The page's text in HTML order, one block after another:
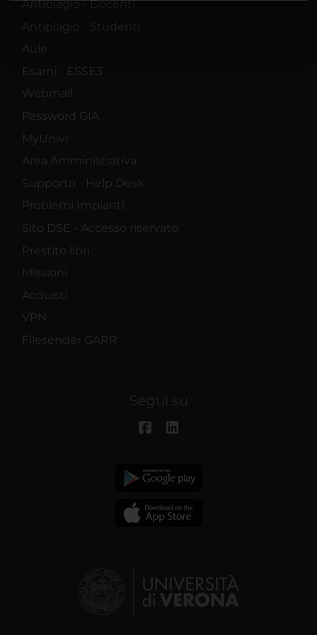
informazioni sul modo in cui utilizzi il nostro sito con i
nostri partner che si occupano di analisi dei dati web,
con altre informazioni che hai fornito loro o che hanno
raccolto dal tuo utilizzo dei loro servizi.
Antiplagio - Docenti
Antiplagio - Studenti
Aule
Esami - ESSE3
Webmail
Password GIA
MyUnivr
Area Amministrativa
Supporto - Help Desk
Problemi Impianti
Sito DSE - Accesso riservato
Prestito libri
Missioni
Acquisti
VPN
Filesender GARR
Segui su